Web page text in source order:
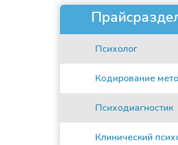
Психолог
Кодирование
Психодиагностик
Клинический